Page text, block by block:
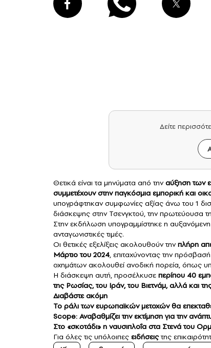
Δείτε
Θετικά είναι τα μηνύματα από τηναύξηση των
συμμετέχουν στην παγκόσμια εμπορική και
υπογράφτηκαν συμφωνίες αξίας άνω του 1
διάσκεψης στην Τσενγκτού, την πρωτεύουσα
Στην εκδήλωση υπογραμμίστηκε η αυξανόμενη
ανταγωνιστικές τιμές.
Οι θετικές εξελίξεις ακολουθούν τηνπλήρη
Μάρτιο του 2024, επιταχύνοντας την
οχημάτων ακολουθεί ανοδική πορεία, όπως
Η διάσκεψη αυτή, προσέλκυσε περίπου 40
της Ρωσίας, του Ιράν, του Βιετνάμ, αλλά και
Διαβάστε ακόμη
Το ράλι των ευρωπαϊκών μετοχών θα
Scope: Αναβαθμίζει την εκτίμηση για την
Στο «σκοτάδι» η ναυσιπλοΐα στα Στενά του
Για όλες τις υπόλοιπες ειδήσειςτης